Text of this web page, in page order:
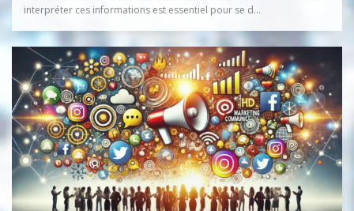
interpréter ces informations est essentiel pour se d...